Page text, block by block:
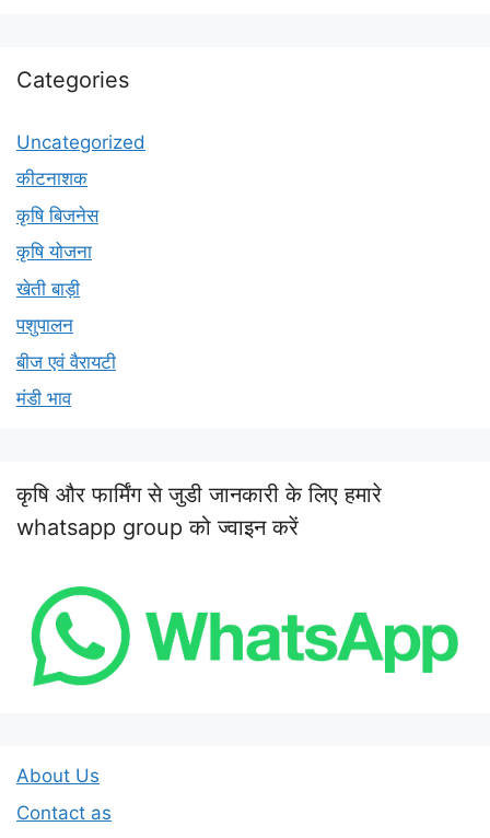
Categories
Uncategorized
कीटनाशक
कृषि बिजनेस
कृषि योजना
खेती बाड़ी
पशुपालन
बीज एवं वैरायटी
मंडी भाव
कृषि और फार्मिंग से जुडी जानकारी के लिए हमारे
whatsapp group को ज्वाइन करें
About Us
Contact as